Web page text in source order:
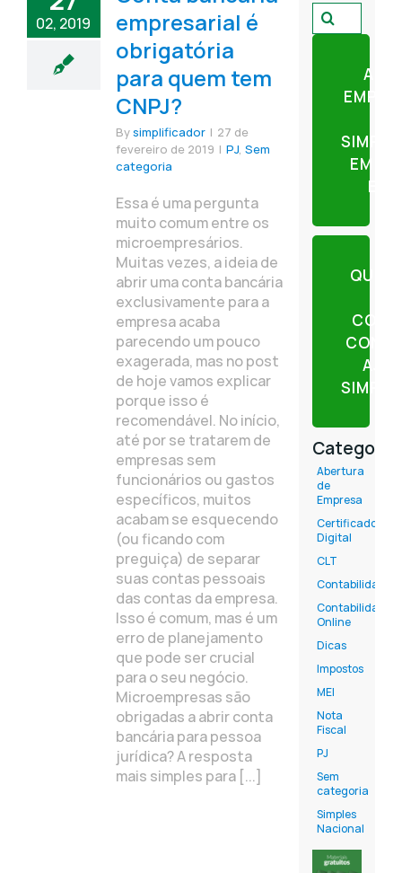
02, 2019
empresarial é
obrigatória
para quem tem
CNPJ?
Bysimplificador | 27 de
fevereiro de 2019 | PJ, Sem
categoria
Essa é uma pergunta
muito comum entre os
microempresários.
Muitas vezes, a ideia de
abrir uma conta bancária
exclusivamente para a
empresa acaba
parecendo um pouco
exagerada, mas no post
de hoje vamos explicar
porque isso é
recomendável. No início,
até por se tratarem de
empresas sem
funcionários ou gastos
específicos, muitos
acabam se esquecendo
(ou ficando com
preguiça) de separar
suas contas pessoais
das contas da empresa.
Isso é comum, mas é um
erro de planejamento
que pode ser crucial
para o seu negócio.
Microempresas são
obrigadas a abrir conta
bancária para pessoa
jurídica? A resposta
mais simples para [...]
Pesquisar
por:
EM
QUER
Abertura
de
Empresa
Certificado
Digital
CLT
Contabilidade
Contabilidade
Online
Dicas
Impostos
MEI
Nota
Fiscal
PJ
Sem
categoria
Simples
Nacional